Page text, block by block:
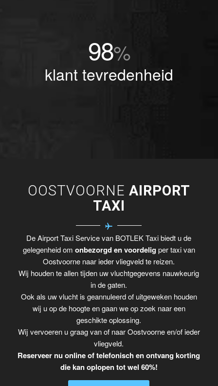
98%
klant tevredenheid
OOSTVOORNE AIRPORT
TAXI
De Airport Taxi Service van BOTLEK Taxi biedt u de
gelegenheid om onbezorgd en voordelig per taxi van
Oostvoorne naar ieder vliegveld te reizen.
Wij houden te allen tijden uw vluchtgegevens nauwkeurig
in de gaten.
Ook als uw vlucht is geannuleerd of uitgeweken houden
wij u op de hoogte en gaan we op zoek naar een
geschikte oplossing.
Wij vervoeren u graag van of naar Oostvoorne en/of ieder
vliegveld.
Reserveer nu online of telefonisch en ontvang korting
die kan oplopen tot wel 60%!